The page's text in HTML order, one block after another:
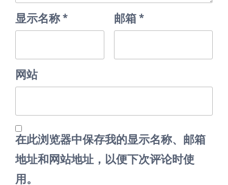
显示名称* 邮箱*
网站
在此浏览器中保存我的显示名称、邮箱
地址和网站地址，以便下次评论时使
用。